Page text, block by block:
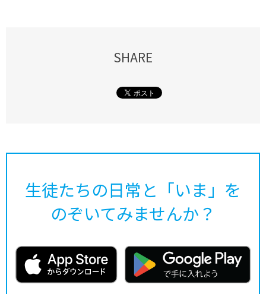
SHARE
生徒たちの日常と「いま」を
のぞいてみませんか？